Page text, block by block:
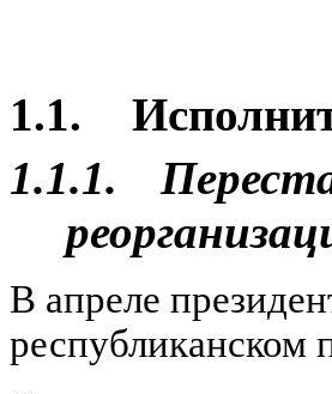
1.1.
1.1.1.
В апреле
республиканском